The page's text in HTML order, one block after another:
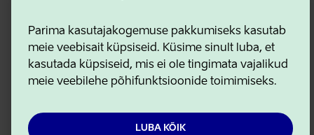
Parima kasutajakogemuse pakkumiseks kasutab
meie veebisait küpsiseid. Küsime sinult luba, et
kasutada küpsiseid, mis ei ole tingimata vajalikud
meie veebilehe põhifunktsioonide toimimiseks.
LUBA KÕIK